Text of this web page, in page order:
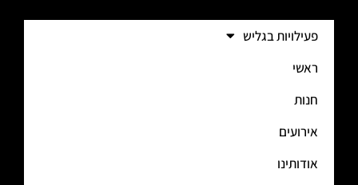
פעילויות בגליש
ראשי
חנות
אירועים
אודותינו